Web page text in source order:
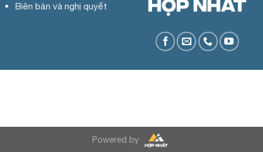
Biên bản và nghị quyết
Powered by